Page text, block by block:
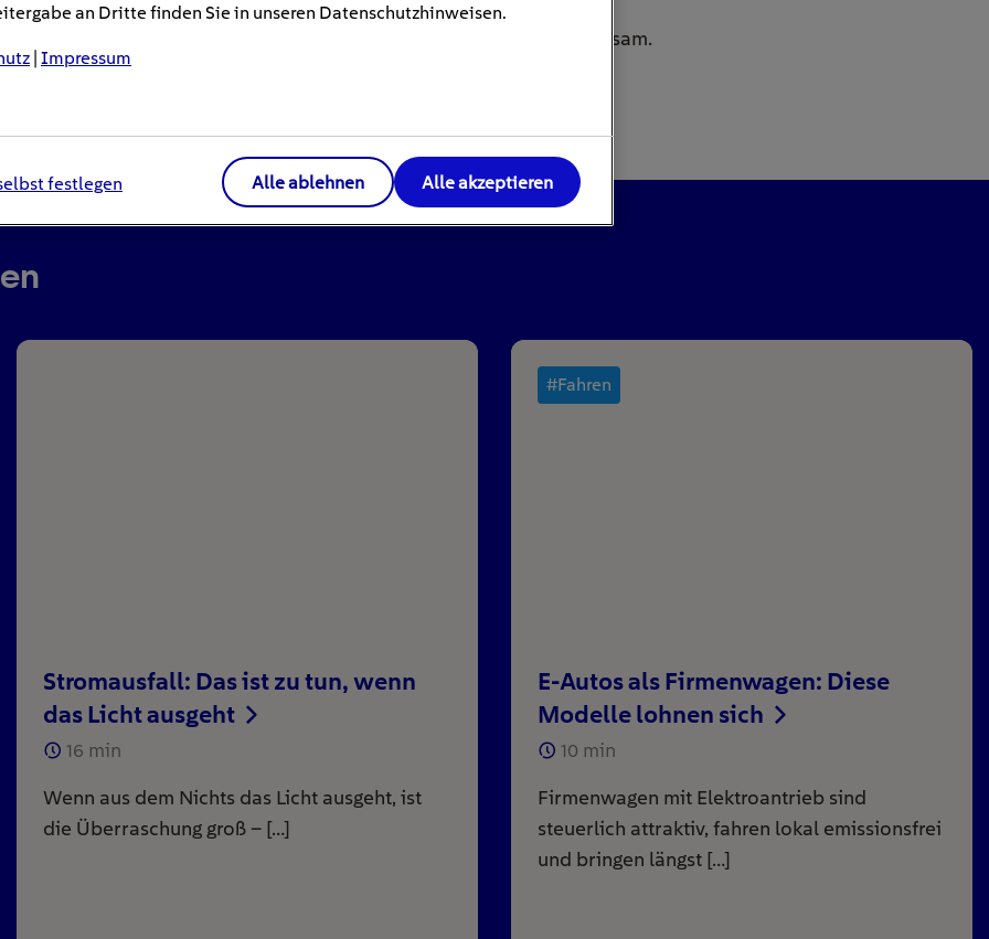
deines Fernsehers: LED-Fernseher gelten als besonders sparsam.
Stromausfall: Das ist zu tun, wenn
das Licht ausgeht
16 min
Wenn aus dem Nichts das Licht ausgeht, ist
die Überraschung groß – […]
#Fahren
E-Autos als Firmenwagen: Diese
Modelle lohnen sich
10 min
Firmenwagen mit Elektroantrieb sind
steuerlich attraktiv, fahren lokal emissionsfrei
und bringen längst […]
an Dritte finden Sie in unseren Datenschutzhinweisen.
| Impressum
festlegen Alle ablehnen Alle akzeptieren